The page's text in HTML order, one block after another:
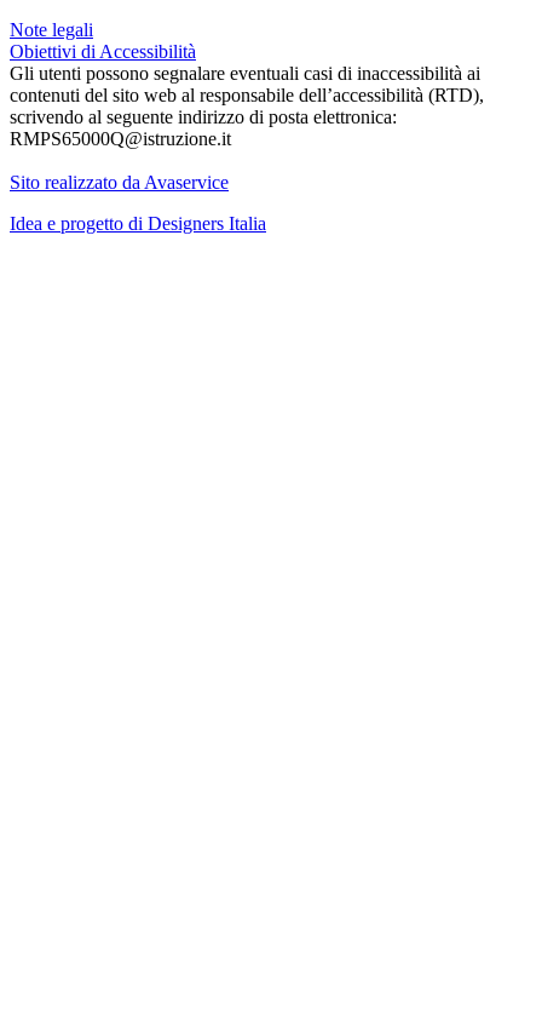
Note legali
Obiettivi di Accessibilità
Gli utenti possono segnalare eventuali casi di inaccessibilità ai
contenuti del sito web al responsabile dell’accessibilità (RTD),
scrivendo al seguente indirizzo di posta elettronica:
RMPS65000Q@istruzione.it
Sito realizzato da Avaservice
Idea e progetto di Designers Italia